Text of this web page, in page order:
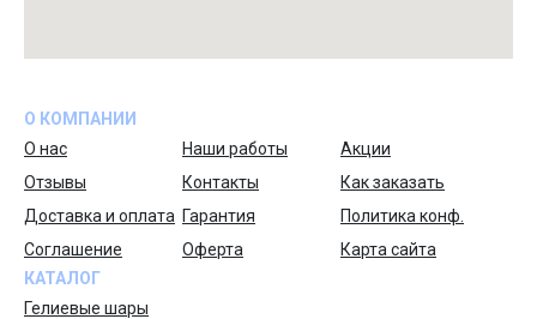
О КОМПАНИИ
О нас
Наши работы
Акции
Отзывы
Контакты
Как заказать
Доставка и оплата Гарантия
Политика конф.
Соглашение
Оферта
Карта сайта
КАТАЛОГ
Гелиевые шары